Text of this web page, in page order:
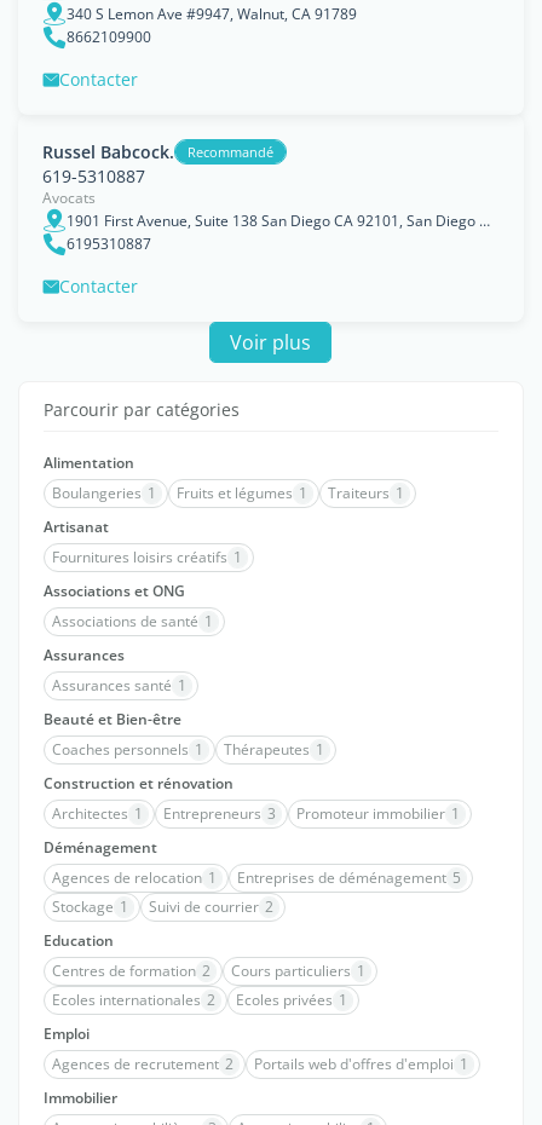
340 S Lemon Ave #9947, Walnut, CA 91789
8662109900
Contacter
Russel Babcock. Recommandé
619-5310887
Avocats
1901 First Avenue, Suite 138 San Diego CA 92101, San Diego County, California
6195310887
Contacter
Voir plus
Parcourir par catégories
Alimentation
Boulangeries 1 Fruits et légumes 1 Traiteurs 1
Artisanat
Fournitures loisirs créatifs 1
Associations et ONG
Associations de santé 1
Assurances
Assurances santé 1
Beauté et Bien-être
Coaches personnels 1 Thérapeutes 1
Construction et rénovation
Architectes 1 Entrepreneurs 3 Promoteur immobilier 1
Déménagement
Agences de relocation 1 Entreprises de déménagement 5
Stockage 1 Suivi de courrier 2
Education
Centres de formation 2 Cours particuliers 1
Ecoles internationales 2 Ecoles privées 1
Emploi
Agences de recrutement 2 Portails web d'offres d'emploi 1
Immobilier